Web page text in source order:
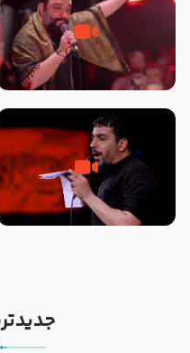
جانا جانا ابی عبدالله – کربلایی جواد
مقدم – شب هشتم محرم 1448 –
تک ، عبّاس، صاحب دل‌هاست –
حاج حنیف طاهری – عزاداری شب